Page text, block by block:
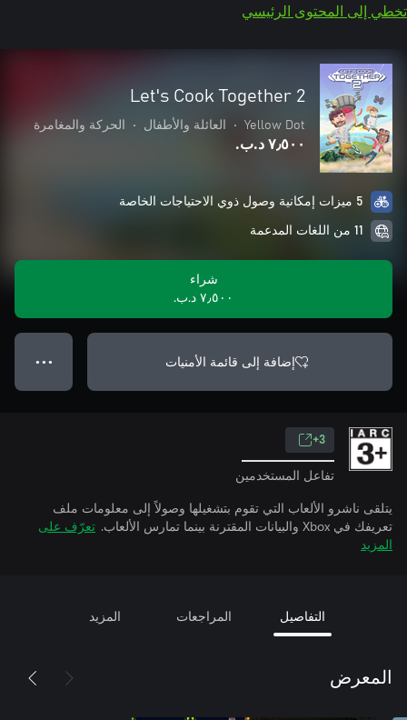
تخطي إلى المحتوى الرئيسي
Let's Cook Together 2
Yellow Dot
• العائلة والأطفال • الحركة والمغامرة
٧٫٥٠٠ د.ب.‏
5 ميزات إمكانية وصول ذوي الاحتياجات الخاصة
11 من اللغات المدعمة
شراء
٧٫٥٠٠ د.ب.‏
إضافة إلى قائمة الأمنيات ● ● ●
3+
تفاعل المستخدمين
يتلقى ناشرو الألعاب التي تقوم بتشغيلها وصولاً إلى معلومات ملف
تعريفك في Xbox والبيانات المقترنة بينما تمارس الألعاب.
تعرّف على
المزيد
التفاصيل المراجعات المزيد
المعرض